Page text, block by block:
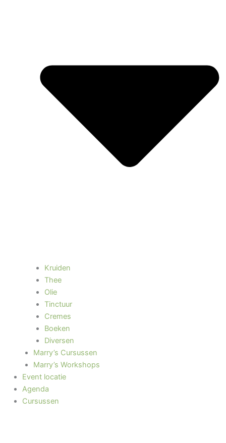
Kruiden
Thee
Olie
Tinctuur
Cremes
Boeken
Diversen
Marry’s Cursussen
Marry’s Workshops
Event locatie
Agenda
Cursussen